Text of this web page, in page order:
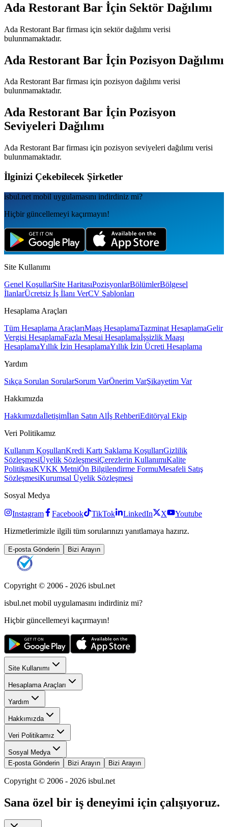
Ada Restorant Bar İçin Sektör Dağılımı
Ada Restorant Barfirması için sektör dağılımı verisi
bulunmamaktadır.
Ada Restorant Bar İçin Pozisyon Dağılımı
Ada Restorant Barfirması için pozisyon dağılımı verisi
bulunmamaktadır.
Ada Restorant Bar İçin Pozisyon
Seviyeleri Dağılımı
Ada Restorant Barfirması için pozisyon seviyeleri dağılımı verisi
bulunmamaktadır.
İlginizi Çekebilecek Şirketler
isbul.net mobil uygulamаsını indirdiniz mi?
Hiçbir güncellemeyi kaçırmayın!
Site Kullanımı
Genel KoşullarSite HaritasıPozisyonlarBölümlerBölgesel
İlanlarÜcretsiz İş İlanı VerCV Şablonları
Hesaplama Araçları
Tüm Hesaplama AraçlarıMaaş HesaplamaTazminat HesaplamaGelir
Vergisi HesaplamaFazla Mesai Hesaplamaİşsizlik Maaşı
HesaplamaYıllık İzin HesaplamaYıllık İzin Ücreti Hesaplama
Yardım
Sıkça Sorulan SorularSorum VarÖnerim VarŞikayetim Var
Hakkımızda
Hakkımızdaİletişimİlan Satın Alİş RehberiEditöryal Ekip
Veri Politikamız
Kullanım KoşullarıKredi Kartı Saklama KoşullarıGizlilik
SözleşmesiÜyelik SözleşmesiÇerezlerin KullanımıKalite
PolitikasıKVKK MetniÖn Bilgilendirme FormuMesafeli Satış
SözleşmesiKurumsal Üyelik Sözleşmesi
Sosyal Medya
Instagram Facebook TikTok LinkedIn X
Youtube
Hizmetlerimizle ilgili tüm sorularınızı yanıtlamaya hazırız.
E-posta Gönderin Bizi Arayın
Copyright © 2006 - 2026 isbul.net
isbul.net mobil uygulamasını indirdiniz mi?
Hiçbir güncellemeyi kaçırmayın!
Site Kullanımı
Hesaplama Araçları
Yardım
Hakkımızda
Veri Politikamız
Sosyal Medya
E-posta Gönderin
Bizi Arayın Bizi Arayın
Copyright © 2006 - 2026 isbul.net
Sana özel bir iş deneyimi için çalışıyoruz.